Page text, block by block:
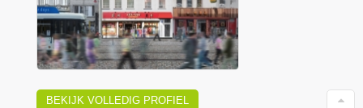
BEKIJK VOLLEDIG PROFIEL